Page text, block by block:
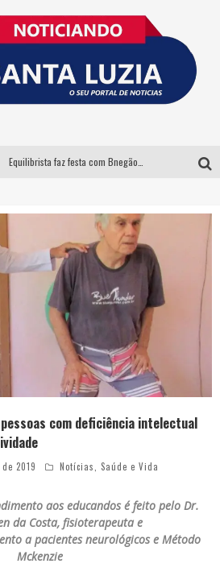
Santa Luzia encerra Semana de Conscientização do Autismo com atividades abertas ao público
com deficiência intelectual
2019 Notícias, Saúde e Vida
aos educandos é feito pelo Dr.
da Costa, fisioterapeuta e
a pacientes neurológicos e Método
Mckenzie